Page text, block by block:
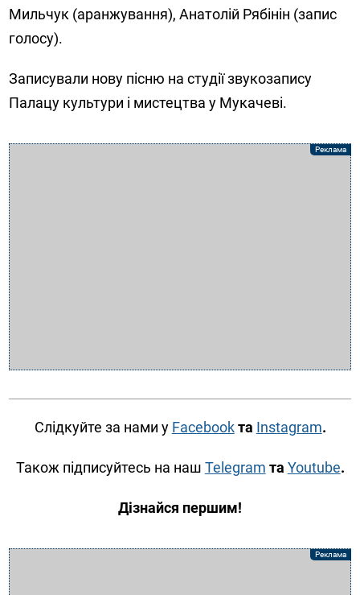
Мильчук (аранжування), Анатолій Рябінін (запис
голосу).
Записували нову пісню на студії звукозапису
Палацу культури і мистецтва у Мукачеві.
Слідкуйте за нами у Facebookта Instagram.
Також підписуйтесь на наш Telegram та Youtube.
Дізнайся першим!